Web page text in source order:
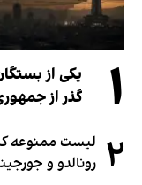
۱
یکی از
گذر از
۲ رونالدو و